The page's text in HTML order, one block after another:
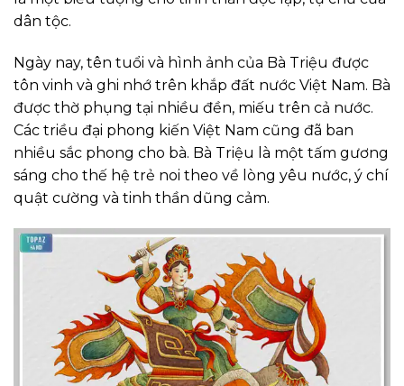
dân tộc.
Ngày nay, tên tuổi và hình ảnh của Bà Triệu được
tôn vinh và ghi nhớ trên khắp đất nước Việt Nam. Bà
được thờ phụng tại nhiều đền, miếu trên cả nước.
Các triều đại phong kiến Việt Nam cũng đã ban
nhiều sắc phong cho bà. Bà Triệu là một tấm gương
sáng cho thế hệ trẻ noi theo về lòng yêu nước, ý chí
quật cường và tinh thần dũng cảm.